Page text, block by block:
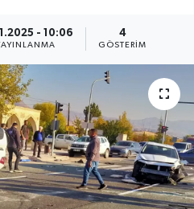
- 10:06 4
GÖSTERIM